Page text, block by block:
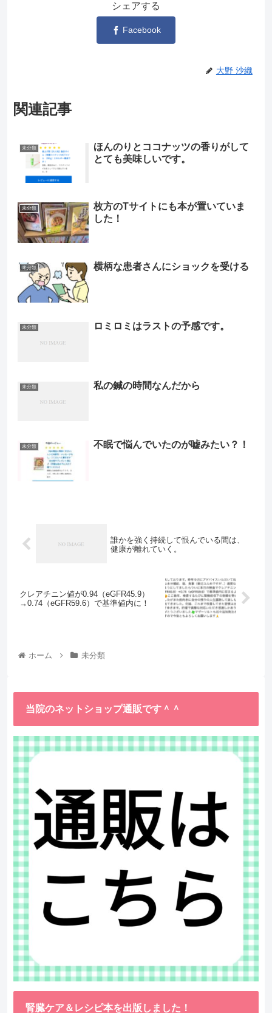
シェアする
Facebook
大野 沙織
関連記事
未分類
ほんのりとココナッツの香りがして
とても美味しいです。
未分類
枚方のTサイトにも本が置いていま
した！
未分類 横柄な患者さんにショックを受ける
未分類 ロミロミはラストの予感です。
未分類 私の鍼の時間なんだから
未分類 不眠で悩んでいたのが嘘みたい？！
誰かを強く持続して恨んでいる間は、
健康が離れていく。
クレアチニン値が0.94（eGFR45.9）
→0.74（eGFR59.6）で基準値内に！
ホーム 未分類
当院のネットショップ通販です＾＾
腎臓ケア＆レシピ本を出版しました！